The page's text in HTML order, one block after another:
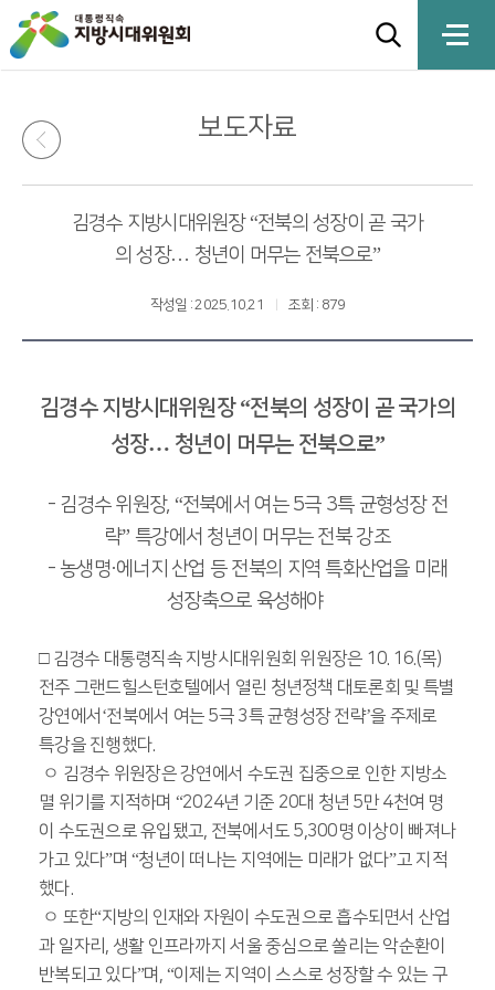
보도자료
김경수 지방시대위원장 “전북의 성장이 곧 국가
의 성장… 청년이 머무는 전북으로”
작성일 : 2025.10.21 조회 : 879
김경수 지방시대위원장 “전북의 성장이 곧 국가의
성장… 청년이 머무는 전북으로”
- 김경수 위원장, “전북에서 여는 5극 3특 균형성장 전
략” 특강에서 청년이 머무는 전북 강조
- 농생명·에너지 산업 등 전북의 지역 특화산업을 미래
성장축으로 육성해야
□ 김경수 대통령직속 지방시대위원회 위원장은 10. 16.(목)
전주 그랜드힐스턴호텔에서 열린 청년정책 대토론회 및 특별
강연에서‘전북에서 여는 5극 3특 균형성장 전략’을 주제로
특강을 진행했다.
ㅇ 김경수 위원장은 강연에서 수도권 집중으로 인한 지방소
멸 위기를 지적하며 “2024년 기준 20대 청년 5만 4천여 명
이 수도권으로 유입됐고, 전북에서도 5,300명 이상이 빠져나
가고 있다”며 “청년이 떠나는 지역에는 미래가 없다”고 지적
했다.
ㅇ 또한“지방의 인재와 자원이 수도권으로 흡수되면서 산업
과 일자리, 생활 인프라까지 서울 중심으로 쏠리는 악순환이
반복되고 있다”며, “이제는 지역이 스스로 성장할 수 있는 구